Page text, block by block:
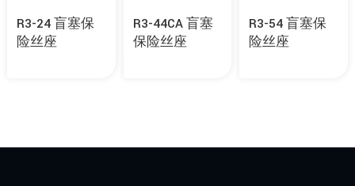
R3-24 盲塞保
险丝座
R3-44CA 盲塞
保险丝座
R3-54 盲塞保
险丝座